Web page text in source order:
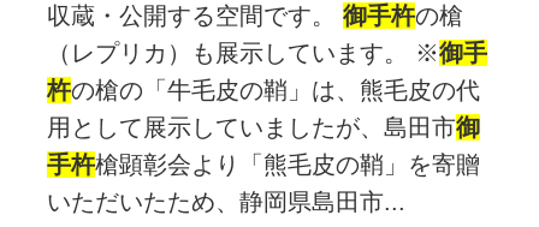
収蔵・公開する空間です。 御手杵の槍
（レプリカ）も展示しています。 ※御手
杵の槍の「牛毛皮の鞘」は、熊毛皮の代
用として展示していましたが、島田市御
手杵槍顕彰会より「熊毛皮の鞘」を寄贈
いただいたため、静岡県島田市...